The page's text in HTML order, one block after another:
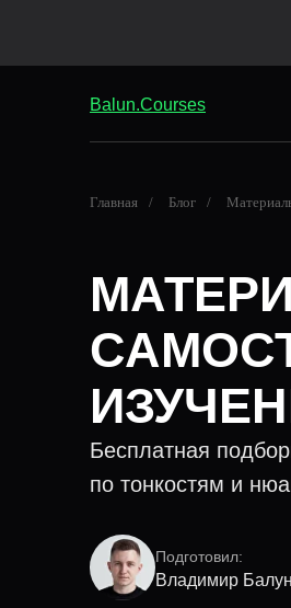
Balun.Courses
Главная / Блог /
Бесплатная
по тонкостям и
Подготовил:
Владимир